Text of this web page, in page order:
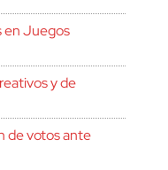
en Juegos
y de
de votos ante